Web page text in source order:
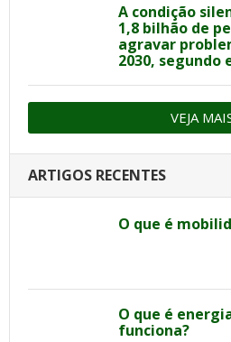
A condição
1,8 bilhão de
agravar
2030, segundo
VEJA
ARTIGOS RECENTES
O que é
O que é
funciona?